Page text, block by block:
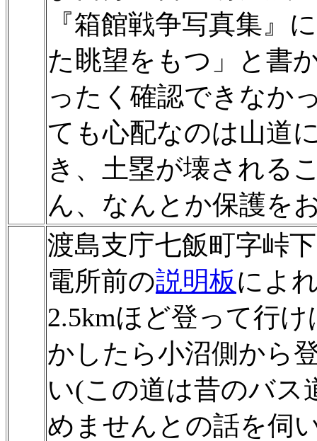
『箱館戦争写真集』
た眺望をもつ」と書
ったく確認できなか
ても心配なのは山道
き、土塁が壊される
ん、なんとか保護を
渡島支庁七飯町字峠
電所前の説明板によ
2.5kmほど登って行
かしたら小沼側から
い(この道は昔のバス
めませんとの話を伺